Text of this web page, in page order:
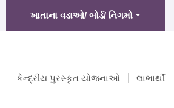
ખાતાના વડાઓ/ બોર્ડ/ નિગમો
કેન્દ્રીય પુરસ્કૃત યોજનાઓ લાભાર્થી